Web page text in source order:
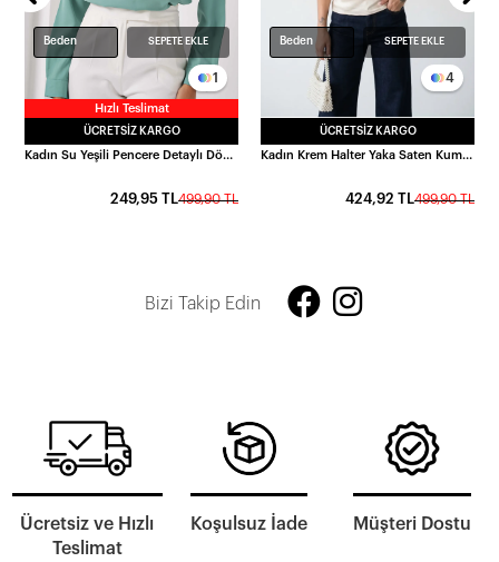
Hızlı Teslimat
1
Beden SEPETE EKLE
ÜCRETSIZ KARGO
Kadın Su Yeşili Pencere Detaylı Dökümlü Uzun Kollu Bluz HZL22S-BD104181
499,90 TL
249,95 TL
4
Beden SEPETE EKLE
ÜCRETSIZ KARGO
Kadın Krem Halter Yaka Saten Kumaş Sırt Dekolteli Bluz HZL26W-FRY123801
499,90 TL
424,92 TL
Bizi Takip Edin
Ücretsiz ve Hızlı
Teslimat
Koşulsuz İade Müşteri Dostu